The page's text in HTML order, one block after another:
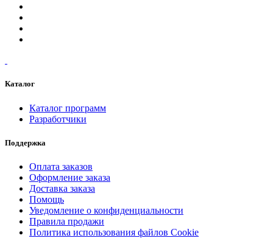
Каталог
Каталог программ
Разработчики
Поддержка
Оплата заказов
Оформление заказа
Доставка заказа
Помощь
Уведомление о конфиденциальности
Правила продажи
Политика использования файлов Cookie